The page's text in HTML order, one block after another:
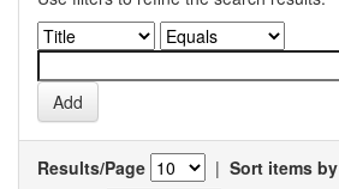
Results/Page | Sort items by